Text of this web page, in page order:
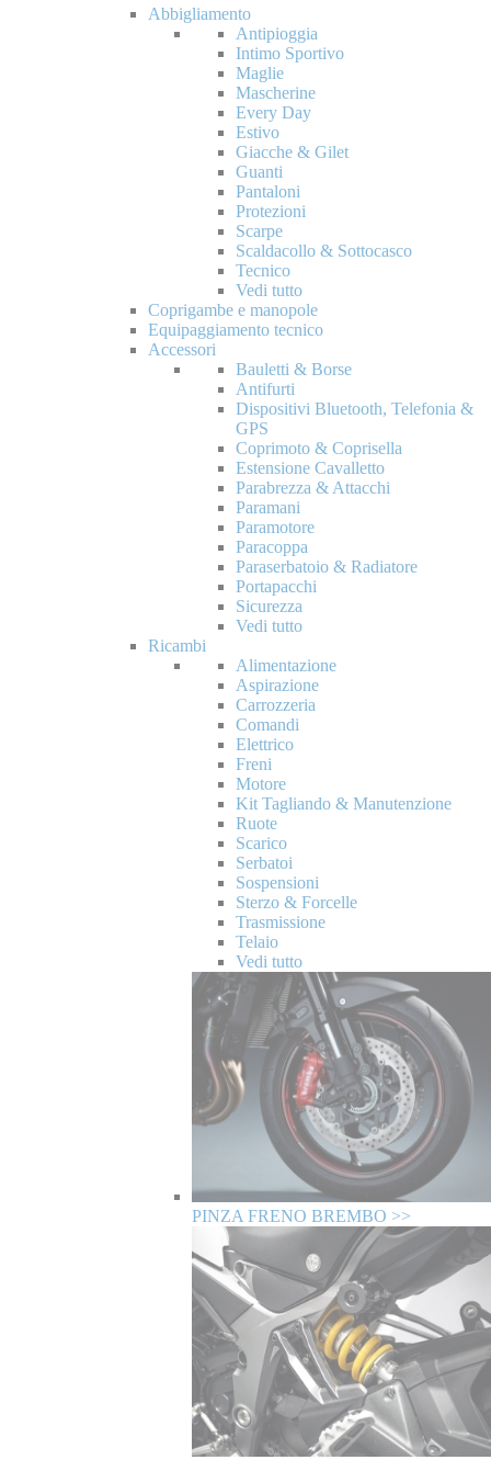
Abbigliamento
Antipioggia
Intimo Sportivo
Maglie
Mascherine
Every Day
Estivo
Giacche & Gilet
Guanti
Pantaloni
Protezioni
Scarpe
Scaldacollo & Sottocasco
Tecnico
Vedi tutto
Coprigambe e manopole
Equipaggiamento tecnico
Accessori
Bauletti & Borse
Antifurti
Dispositivi Bluetooth, Telefonia &
GPS
Coprimoto & Coprisella
Estensione Cavalletto
Parabrezza & Attacchi
Paramani
Paramotore
Paracoppa
Paraserbatoio & Radiatore
Portapacchi
Sicurezza
Vedi tutto
Ricambi
Alimentazione
Aspirazione
Carrozzeria
Comandi
Elettrico
Freni
Motore
Kit Tagliando & Manutenzione
Ruote
Scarico
Serbatoi
Sospensioni
Sterzo & Forcelle
Trasmissione
Telaio
Vedi tutto
PINZA FRENO BREMBO >>